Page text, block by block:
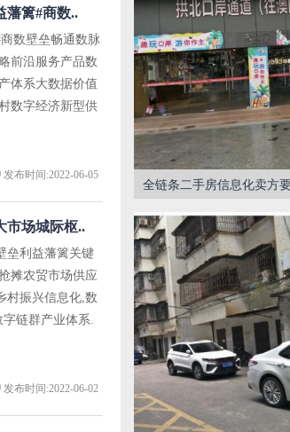
藩篱#商数..
数壁垒畅通数脉
前沿服务产品数
体系大数据价值
数字经济新型供
发布时间:2022-06-05
市场城际枢..
垒利益藩篱关键
摊农贸市场供应
村振兴信息化,数
链群产业体系.
发布时间:2022-06-02
全链条二手房信息化卖方